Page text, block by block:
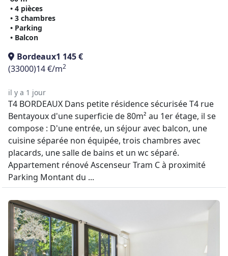
• 4 pièces
• 3 chambres
• Parking
• Balcon
Bordeaux1 145 €
(33000)14 €/m2
il y a 1 jour
T4 BORDEAUX Dans petite résidence sécurisée T4 rue
Bentayoux d'une superficie de 80m² au 1er étage, il se
compose : D'une entrée, un séjour avec balcon, une
cuisine séparée non équipée, trois chambres avec
placards, une salle de bains et un wc séparé.
Appartement rénové Ascenseur Tram C à proximité
Parking Montant du ...